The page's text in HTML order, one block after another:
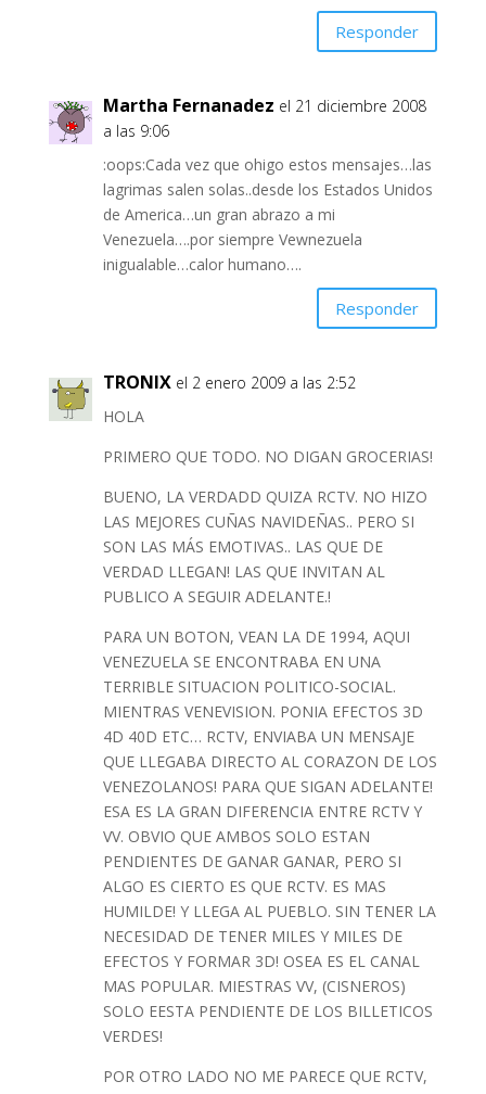
Responder
Martha Fernanadez el 21 diciembre 2008
a las 9:06
:oops:Cada vez que ohigo estos mensajes…las
lagrimas salen solas..desde los Estados Unidos
de America…un gran abrazo a mi
Venezuela….por siempre Vewnezuela
inigualable…calor humano….
Responder
TRONIX el 2 enero 2009 a las 2:52
HOLA
PRIMERO QUE TODO. NO DIGAN GROCERIAS!
BUENO, LA VERDADD QUIZA RCTV. NO HIZO
LAS MEJORES CUÑAS NAVIDEÑAS.. PERO SI
SON LAS MÁS EMOTIVAS.. LAS QUE DE
VERDAD LLEGAN! LAS QUE INVITAN AL
PUBLICO A SEGUIR ADELANTE.!
PARA UN BOTON, VEAN LA DE 1994, AQUI
VENEZUELA SE ENCONTRABA EN UNA
TERRIBLE SITUACION POLITICO-SOCIAL.
MIENTRAS VENEVISION. PONIA EFECTOS 3D
4D 40D ETC… RCTV, ENVIABA UN MENSAJE
QUE LLEGABA DIRECTO AL CORAZON DE LOS
VENEZOLANOS! PARA QUE SIGAN ADELANTE!
ESA ES LA GRAN DIFERENCIA ENTRE RCTV Y
VV. OBVIO QUE AMBOS SOLO ESTAN
PENDIENTES DE GANAR GANAR, PERO SI
ALGO ES CIERTO ES QUE RCTV. ES MAS
HUMILDE! Y LLEGA AL PUEBLO. SIN TENER LA
NECESIDAD DE TENER MILES Y MILES DE
EFECTOS Y FORMAR 3D! OSEA ES EL CANAL
MAS POPULAR. MIESTRAS VV, (CISNEROS)
SOLO EESTA PENDIENTE DE LOS BILLETICOS
VERDES!
POR OTRO LADO NO ME PARECE QUE RCTV,